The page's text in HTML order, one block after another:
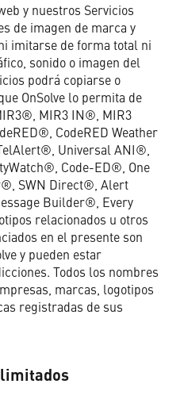
y nuestros Servicios
de imagen de marca y
imitarse de forma total ni
sonido o imagen del
podrá copiarse o
OnSolve lo permita de
MIR3 IN®, MIR3
CodeRED Weather
Universal ANI®,
Code-ED®, One
SWN Direct®, Alert
Builder®, Every
relacionados u otros
en el presente son
y pueden estar
Todos los nombres
marcas, logotipos
registradas de sus